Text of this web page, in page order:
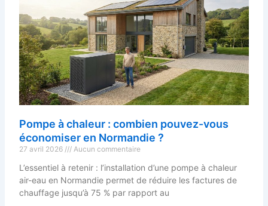
Pompe à chaleur : combien pouvez-vous
économiser en Normandie ?
27 avril 2026 Aucun commentaire
L’essentiel à retenir : l’installation d’une pompe à chaleur
air-eau en Normandie permet de réduire les factures de
chauffage jusqu’à 75 % par rapport au